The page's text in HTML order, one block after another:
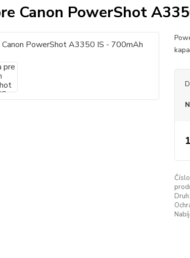
Canon PowerShot
Číslo
Druh: